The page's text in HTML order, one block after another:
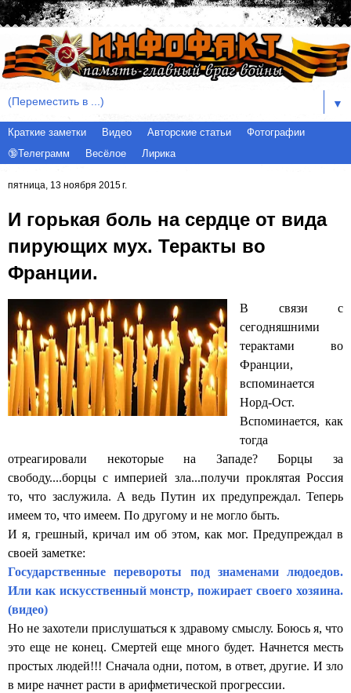
▼
Краткие заметки Видео Авторские статьи
Фотографии
🔞Телеграмм
Весёлое Лирика
пятница, 13 ноября 2015 г.
И горькая боль на сердце от вида
пирующих мух. Теракты во
Франции.
В связи с
сегодняшними
терактами во
Франции,
вспоминается
Норд-Ост.
Вспоминается, как
тогда
отреагировали некоторые на Западе? Борцы за
свободу....борцы с империей зла...получи проклятая Россия
то, что заслужила. А ведь Путин их предупреждал. Теперь
имеем то, что имеем. По другому и не могло быть.
И я, грешный, кричал им об этом, как мог. Предупреждал в
своей заметке:
Государственные перевороты под знаменами людоедов.
Или как искусственный монстр, пожирает своего хозяина.
(видео)
Но не захотели прислушаться к здравому смыслу. Боюсь я, что
это еще не конец. Смертей еще много будет. Начнется месть
простых людей!!! Сначала одни, потом, в ответ, другие. И зло
в мире начнет расти в арифметической прогрессии.